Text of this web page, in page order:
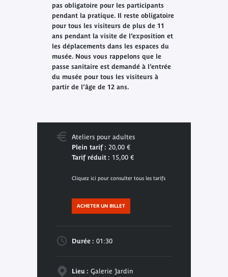
pas obligatoire pour les participants
pendant la pratique. Il reste obligatoire
pour tous les visiteurs de plus de 11
ans pendant la visite de l’exposition et
les déplacements dans les espaces du
musée. Nous vous rappelons que le
passe sanitaire est demandé à l’entrée
du musée pour tous les visiteurs à
partir de l’âge de 12 ans.
Ateliers pour adultes
Plein tarif : 20,00 €
Tarif réduit : 15,00 €
Cliquez ici pour consulter tous les tarifs
ACHETER UN BILLET
Durée : 01:30
Lieu : Galerie Jardin